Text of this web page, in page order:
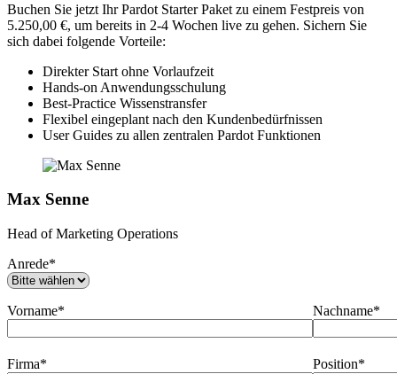
Buchen Sie jetzt Ihr Pardot Starter Paket zu einem Festpreis von
5.250,00 €, um bereits in 2-4 Wochen live zu gehen. Sichern Sie
sich dabei folgende Vorteile:
Direkter Start ohne Vorlaufzeit
Hands-on Anwendungsschulung
Best-Practice Wissenstransfer
Flexibel eingeplant nach den Kundenbedürfnissen
User Guides zu allen zentralen Pardot Funktionen
Max Senne
Head of Marketing Operations
Anrede*
Vorname* Nachname*
Firma* Position*